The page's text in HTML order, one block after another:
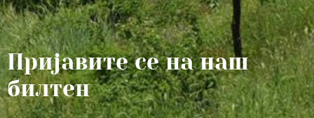
Пријавите се на наш
билтен